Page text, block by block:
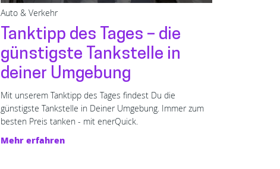
Auto & Verkehr
Tanktipp des Tages – die
günstigste Tankstelle in
deiner Umgebung
Mit unserem Tanktipp des Tages findest Du die
günstigste Tankstelle in Deiner Umgebung. Immer zum
besten Preis tanken - mit enerQuick.
Mehr erfahren